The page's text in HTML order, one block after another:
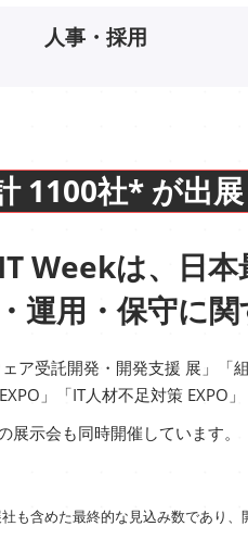
人事・採用
1100社* が出展
Weekは、日本
運用・保守に
ア受託開発・開発支援 展」「
」「IT人材不足対策 EXPO
展示会も同時開催しています。​
も含めた最終的な見込み数であり、